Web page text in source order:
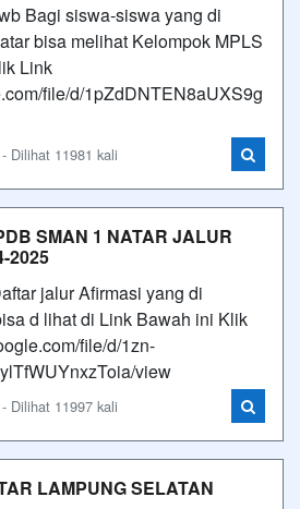
Bagi siswa-siswa yang di
bisa melihat Kelompok MPLS
Link
file/d/1pZdDNTEN8aUXS9g
Dilihat 11981 kali
SMAN 1 NATAR JALUR
2025
jalur Afirmasi yang di
d lihat di Link Bawah ini Klik
file/d/1zn-
view
Dilihat 11997 kali
LAMPUNG SELATAN